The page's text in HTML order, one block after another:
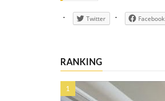
Twitter Facebook
RANKING